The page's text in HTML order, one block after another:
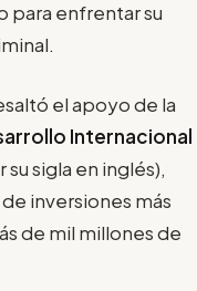
para enfrentar su
el apoyo de la
Internacional
su sigla en inglés),
inversiones más
de mil millones de